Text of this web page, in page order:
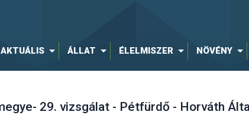
AKTUÁLIS ÁLLAT ÉLELMISZER NÖVÉNY
29. vizsgálat - Pétfürdő - Horváth